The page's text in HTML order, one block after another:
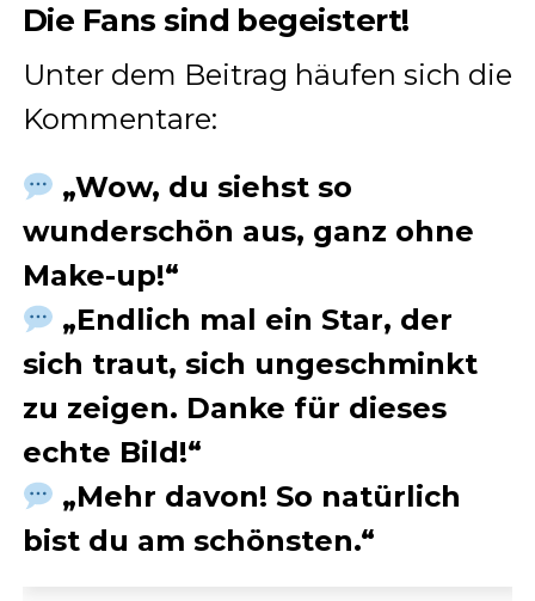
Die Fans sind begeistert!
Unter dem Beitrag häufen sich die
Kommentare:
„Wow, du siehst so
wunderschön aus, ganz ohne
Make-up!“
„Endlich mal ein Star, der
sich traut, sich ungeschminkt
zu zeigen. Danke für dieses
echte Bild!“
„Mehr davon! So natürlich
bist du am schönsten.“